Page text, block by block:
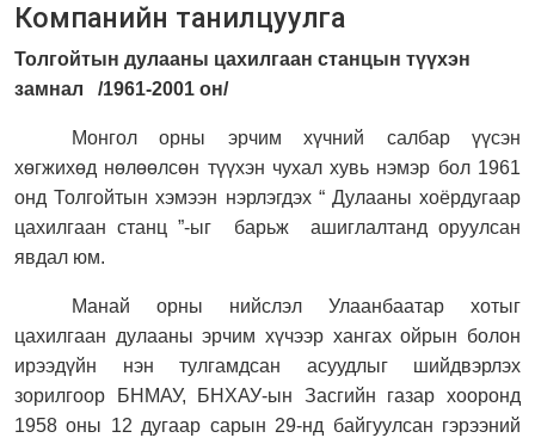
Компанийн танилцуулга
Толгойтын дулааны цахилгаан станцын түүхэн
замнал
/1961-2001 он/
Монгол орны эрчим хүчний салбар үүсэн
хөгжихөд нөлөөлсөн түүхэн чухал хувь нэмэр бол 1961
онд Толгойтын хэмээн нэрлэгдэх “ Дулааны хоёрдугаар
цахилгаан станц ”-ыг
барьж
ашиглалтанд оруулсан
явдал юм.
Манай орны нийслэл Улаанбаатар хотыг
цахилгаан дулааны эрчим хүчээр хангах ойрын болон
ирээдүйн нэн тулгамдсан асуудлыг шийдвэрлэх
зорилгоор БНМАУ, БНХАУ-ын Засгийн газар хооронд
1958 оны 12 дугаар сарын 29-нд байгуулсан гэрээний